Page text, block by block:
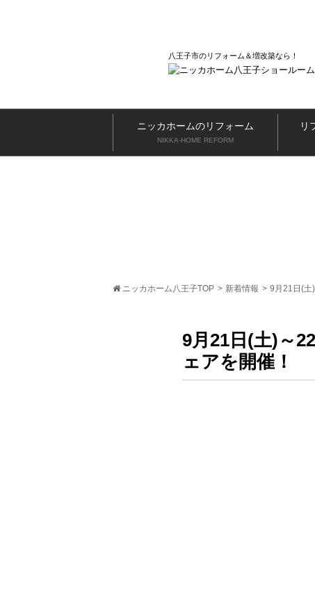
八王子市のリフォーム＆増改築なら
ニッカホームのリフォーム
NIKKA-HOME REFORM
リ
ニッカホーム八王子TOP > 新着情報 > 9月21日(土
9月21日(土)～
ェアを開催！